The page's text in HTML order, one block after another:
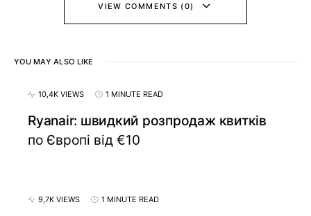
VIEW COMMENTS (0)
YOU MAY ALSO LIKE
10,4K VIEWS 1 MINUTE READ
Ryanair: швидкий розпродаж квитків
по Європі від €10
9,7K VIEWS 1 MINUTE READ